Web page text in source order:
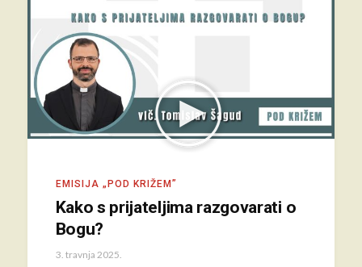
EMISIJA „POD KRIŽEM”
Kako s prijateljima razgovarati o
Bogu?
3. travnja 2025.